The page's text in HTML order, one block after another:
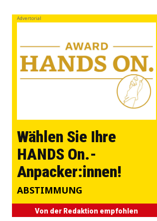
Advertorial
Wählen Sie Ihre
HANDS On.-
Anpacker:innen!
ABSTIMMUNG
Von der Redaktion empfohlen